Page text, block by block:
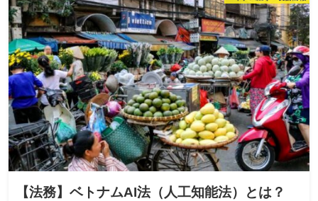
【法務】ベトナムAI法（人工知能法）とは？